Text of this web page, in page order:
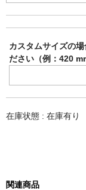
カスタムサイズの
ださい（例：420
在庫状態 : 在庫有り
関連商品